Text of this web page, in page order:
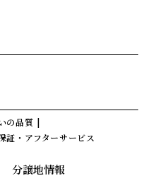
の品質
証・アフターサービス
分譲地情報